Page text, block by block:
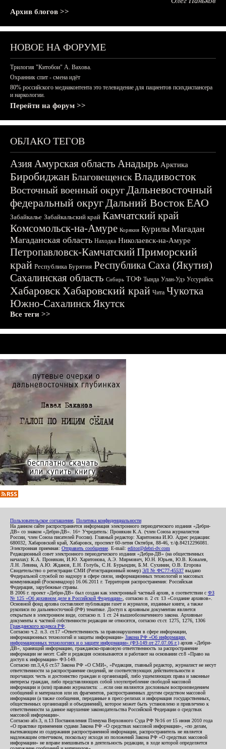
Архив блогов >>
НОВОЕ НА ФОРУМЕ
Трилогия "Китобои" А. Вахова.
Охранник спит - смена идёт
80% российского медиаконтента это телевидение для пациентов психдиспансера
и наркологии.
Перейти на форум >>
ОБЛАКО ТЕГОВ
АзияАмурская область Анадырь Арктика
БиробиджанБлаговещенскВладивосток
Восточный военный округДальневосточный
федеральный округДальний ВостокЕАО
Забайкалье Забайкальский край Камчатский край
Комсомольск-на-Амуре Корякия Курилы Магадан
Магаданская область Находка Николаевск-на-Амуре
Петропавловск-КамчатскийПриморский
край Республика Бурятия Республика Саха (Якутия)
Сахалинская область Сибирь ТОФ Тында Улан-Удэ Уссурийск
ХабаровскХабаровский край Чита Чукотка
Южно-СахалинскЯкутск
Все теги >>
Пользовательское соглашение Политика конфиденциальности
На данном сайте распространяется информация электронного периодического издания «Дебри-
ДВ» со знаком «Дебри-ДВ». 16+ Учредитель: Пронякин К.А. (член Союза журналистов
России, член Союза писателей России). Главный редактор: Харитонова И.Ю. Адрес редакции:
680032, Хабаровский край, Хабаровск, проспект 60-летия Октября, 88-46, т./ф.84212296081.
Электронная приемная: Отправить сообщение . E-mail: editor@debri-dv.com
Редакционный совет электронного периодического издания «Дебри-ДВ» (на общественных
началах): К.А. Пронякин, И.Ю. Харитонова, А.Э. Мирмович, Ю.Н. Юрьев, Ю.В. Ковалев,
Л.Н. Левина, А.Ю. Жданов, Е.Н. Голубь, С.Н. Бурындин, Б.М. Сухинин, О.В. Егорова
Свидетельство о регистрации СМИ (Регистрационный номер) ЭЛ № ФС77-45537 выдано
Федеральной службой по надзору в сфере связи, информационных технологий и массовых
коммуникаций (Роскомнадзор) 16.06.2011 г. Территория распространения: Российская
Федерация, зарубежные страны.
В 2006 г. проект «Дебри-ДВ» был создан как электронный частный архив, в соответствии с ФЗ
№ 125 «Об архивном деле в Российской Федерации» , согласно п. 2 ст. 13 «Создание архивов».
Основной фонд архива составляют публикации газет и журналов, изданные книги, а также
рукописи по дальневосточной (РФ) тематике. Доступ к архивным документам является
открытым в электронном виде, согласно п. 1 ст. 24 вышеобозначенного закона. Архивные
документы к частной собственности редакции не относятся, согласно ст.ст. 1275, 1276, 1306
Гражданского кодекса РФ
Согласно ч.2. п.3. ст.17 «Ответственность за правонарушения в сфере информации,
информационных технологий и защиты информации» Закона РФ «Об информации,
информационных технологиях и о защите информации» (ФЗ-149 от 27.07.06 г.) архив «Дебри-
ДВ», хранящий информацию, гражданско-правовую ответственность за распространение
информации не несет. Сайт и редакция основываются и работают на основании ст.8 «Право на
доступ к информации» ФЗ-149.
Согласно пп.3,4,6 ст.57 Закона РФ «О СМИ», «Редакция, главный редактор, журналист не несут
ответственности за распространение сведений, не соответствующих действительности и
порочащих честь и достоинство граждан и организаций, либо ущемляющих права и законные
интересы граждан, либо представляющих собой злоупотребление свободой массовой
информации и (или) правами журналиста: ...если они являются дословным воспроизведением
сообщений и материалов или их фрагментов, распространенных другим средством массовой
информации (а также сообщения, переданные в пресс-релизах и информация государственных,
общественных организаций и объединений), которое может быть установлено и привлечено к
ответственности за данное нарушение законодательства Российской Федерации о средствах
массовой информации».
Согласно абз.3, п.13 Постановления Пленума Верховного Суда РФ №16 от 15 июня 2010 года
«О практике применения судами Закона РФ «О средствах массовой информации», «по делам,
вытекающим из содержания распространенной информации, распространитель не является
надлежащим ответчиком, поскольку исходя из положений Закона РФ «О средствах массовой
информации» не вправе вмешиваться в деятельность редакции, в ходе которой определяется